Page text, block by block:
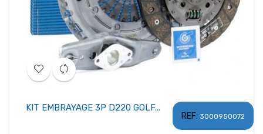
REF: 3000950072
KIT EMBRAYAGE 3P D220 GOLF...